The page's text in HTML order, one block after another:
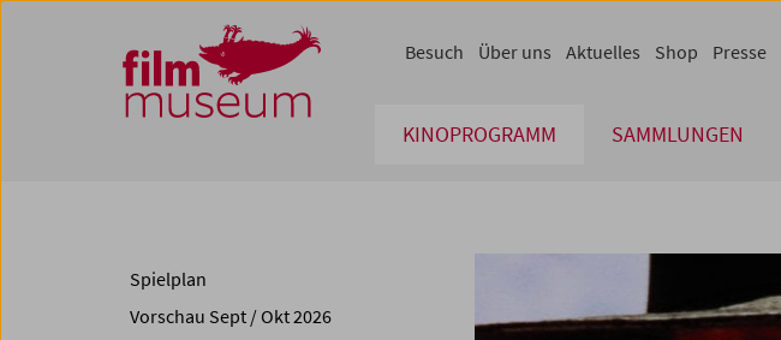
Zum Inhalt
Zum Hauptmenü
Zur Servicenavigation
Zum Suche
KINOPROGRAMM SAMMLUNGEN
Besuch Über uns Aktuelles Shop Presse
Spielplan
Vorschau Sept / Okt 2026